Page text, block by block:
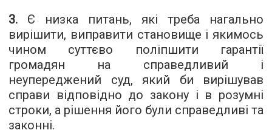
3. Є низка питань, які треба нагально
вирішити, виправити становище і якимось
чином суттєво поліпшити гарантії
громадян на справедливий і
неупереджений суд, який би вирішував
справи відповідно до закону і в розумні
строки, а рішення його були справедливі та
законні.